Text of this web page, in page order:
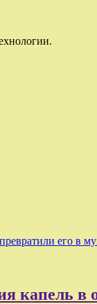
его в
капель в